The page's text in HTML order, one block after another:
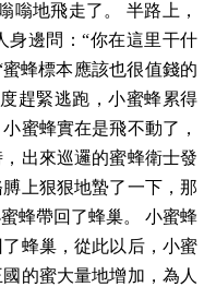
嗡地飛走了。 半路上，
身邊問：“你在這里干什
蜂標本應該也很值錢的
趕緊逃跑，小蜜蜂累得
蜜蜂實在是飛不動了，
出來巡邏的蜜蜂衛士發
上狠狠地蟄了一下，那
蜂帶回了蜂巢。 小蜜蜂
蜂巢，從此以后，小蜜
的蜜大量地增加，為人